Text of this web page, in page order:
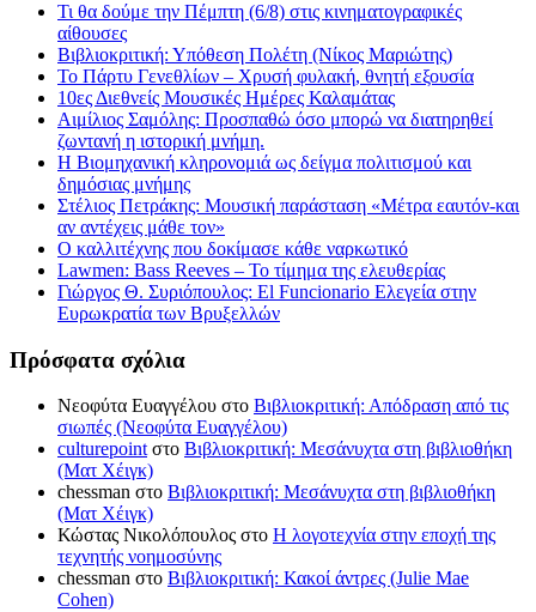
Τι θα δούμε την Πέμπτη (6/8) στις κινηματογραφικές
αίθουσες
Βιβλιοκριτική: Υπόθεση Πολέτη (Νίκος Μαριώτης)
Το Πάρτυ Γενεθλίων – Χρυσή φυλακή, θνητή εξουσία
10ες Διεθνείς Μουσικές Ημέρες Καλαμάτας
Αιμίλιος Σαμόλης: Προσπαθώ όσο μπορώ να διατηρηθεί
ζωντανή η ιστορική μνήμη.
Η Βιομηχανική κληρονομιά ως δείγμα πολιτισμού και
δημόσιας μνήμης
Στέλιος Πετράκης: Μουσική παράσταση «Μέτρα εαυτόν-και
αν αντέχεις μάθε τον»
Ο καλλιτέχνης που δοκίμασε κάθε ναρκωτικό
Lawmen: Bass Reeves – Το τίμημα της ελευθερίας
Γιώργος Θ. Συριόπουλος: El Funcionario Ελεγεία στην
Ευρωκρατία των Βρυξελλών
Πρόσφατα σχόλια
Νεοφύτα Ευαγγέλου στο Βιβλιοκριτική: Απόδραση από τις
σιωπές (Νεοφύτα Ευαγγέλου)
culturepointστο Βιβλιοκριτική: Μεσάνυχτα στη βιβλιοθήκη
(Ματ Χέιγκ)
chessman στο Βιβλιοκριτική: Μεσάνυχτα στη βιβλιοθήκη
(Ματ Χέιγκ)
Κώστας Νικολόπουλος στο Η λογοτεχνία στην εποχή της
τεχνητής νοημοσύνης
chessman στο Βιβλιοκριτική: Κακοί άντρες (Julie Mae
Cohen)